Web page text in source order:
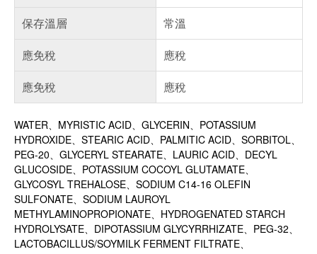
保存溫層
常溫
應免稅
應稅
應免稅
應稅
WATER、MYRISTIC ACID、GLYCERIN、POTASSIUM
HYDROXIDE、STEARIC ACID、PALMITIC ACID、SORBITOL、
PEG-20、GLYCERYL STEARATE、LAURIC ACID、DECYL
GLUCOSIDE、POTASSIUM COCOYL GLUTAMATE、
GLYCOSYL TREHALOSE、SODIUM C14-16 OLEFIN
SULFONATE、SODIUM LAUROYL
METHYLAMINOPROPIONATE、HYDROGENATED STARCH
HYDROLYSATE、DIPOTASSIUM GLYCYRRHIZATE、PEG-32、
LACTOBACILLUS/SOYMILK FERMENT FILTRATE、